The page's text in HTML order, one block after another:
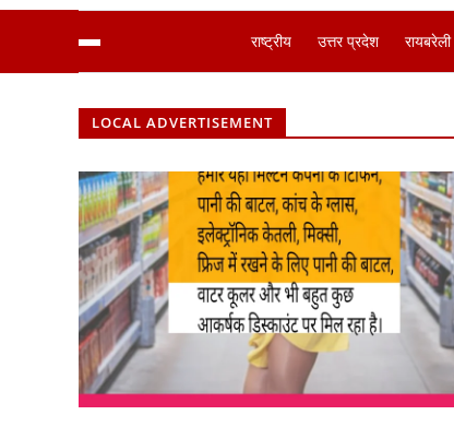
राष्ट्रीय उत्तर प्रदेश रायबरेली
LOCAL ADVERTISEMENT